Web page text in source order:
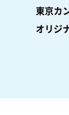
東京カ
オリジ